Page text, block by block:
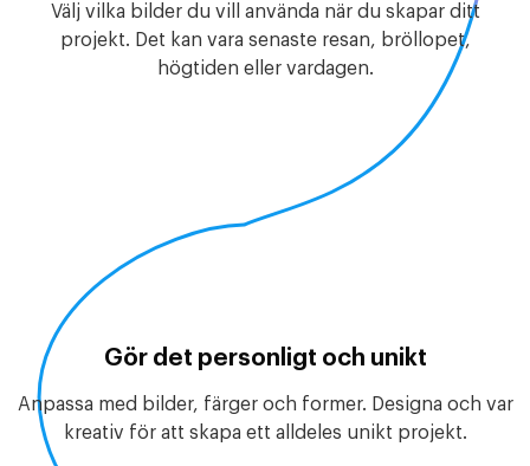
Välj vilka bilder du vill använda när du skapar ditt
projekt. Det kan vara senaste resan, bröllopet,
högtiden eller vardagen.
Gör det personligt och unikt
Anpassa med bilder, färger och former. Designa och var
kreativ för att skapa ett alldeles unikt projekt.